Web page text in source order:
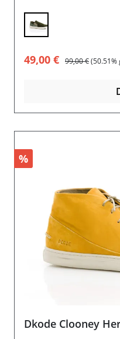
Verkaufspreis:
49,00 € Regulärer Preis:
99,00 €(50.51%
%
Dkode Clooney